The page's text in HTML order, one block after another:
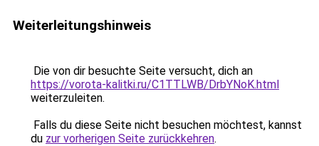
Weiterleitungshinweis
Die von dir besuchte Seite versucht, dich an
https://vorota-kalitki.ru/C1TTLWB/DrbYNoK.html
weiterzuleiten.
Falls du diese Seite nicht besuchen möchtest, kannst
du zur vorherigen Seite zurückkehren.